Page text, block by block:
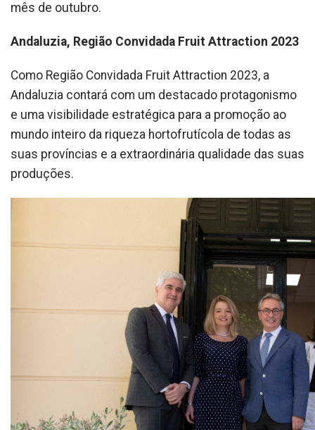
mês de outubro.
Andaluzia, Região Convidada Fruit Attraction 2023
Como Região Convidada Fruit Attraction 2023, a
Andaluzia contará com um destacado protagonismo
e uma visibilidade estratégica para a promoção ao
mundo inteiro da riqueza hortofrutícola de todas as
suas províncias e a extraordinária qualidade das suas
produções.